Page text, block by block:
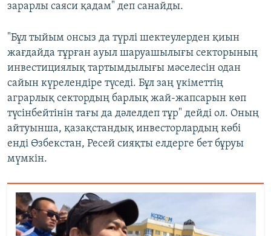
зарарлы саяси қадам" деп санайды.
"Бұл тыйым онсыз да түрлі шектеулерден қиын
жағдайда тұрған ауыл шаруашылығы секторының
инвестициялық тартымдылығы мәселесін одан
сайын күрелендіре түседі. Бұл заң үкіметтің
аграрлық сектордың барлық жай-жапсарын көп
түсінбейтінін тағы да дәлелдеп тұр" дейді ол. Оның
айтуынша, қазақстандық инвесторлардың көбі
енді Өзбекстан, Ресей сияқты елдерге бет бұруы
мүмкін.